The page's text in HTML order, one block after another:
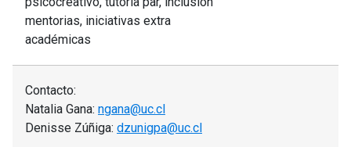
mentorias, iniciativas extra
académicas
Contacto:
Natalia Gana: ngana@uc.cl
Denisse Zúñiga: dzunigpa@uc.cl